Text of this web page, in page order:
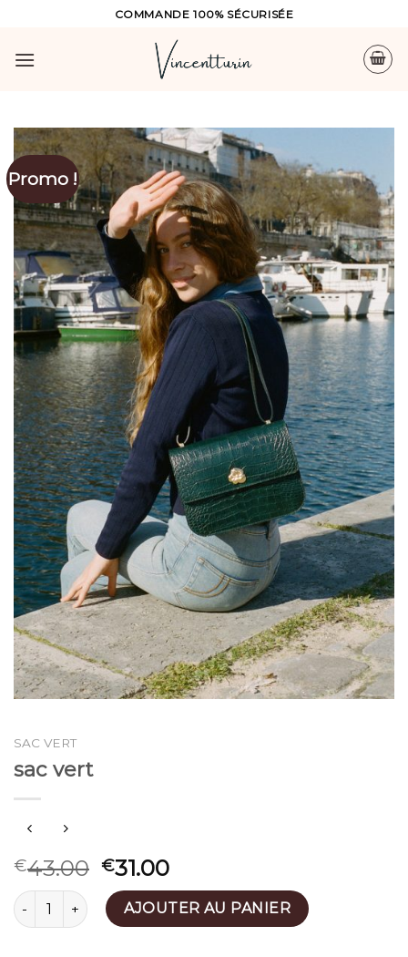
content
COMMANDE 100% SÉCURISÉE
Promo !
SAC VERT
sac vert
€43.00 €31.00
quantité de sac vertAJOUTER AU PANIER